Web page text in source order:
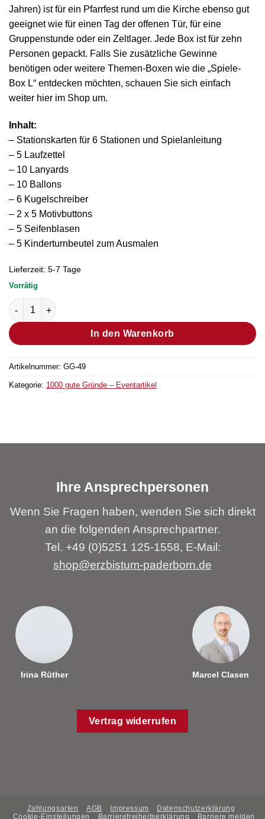
Jahren) ist für ein Pfarrfest rund um die Kirche ebenso gut
geeignet wie für einen Tag der offenen Tür, für eine
Gruppenstunde oder ein Zeltlager. Jede Box ist für zehn
Personen gepackt. Falls Sie zusätzliche Gewinne
benötigen oder weitere Themen-Boxen wie die „Spiele-
Box L“ entdecken möchten, schauen Sie sich einfach
weiter hier im Shop um.
Inhalt:
– Stationskarten für 6 Stationen und Spielanleitung
– 5 Laufzettel
– 10 Lanyards
– 10 Ballons
– 6 Kugelschreiber
– 2 x 5 Motivbuttons
– 5 Seifenblasen
– 5 Kinderturnbeutel zum Ausmalen
Lieferzeit: 5-7 Tage
Vorrätig
Spiele-Box S „1000 gute Gründe“ Menge
In den Warenkorb
Artikelnummer: GG-49
Kategorie: 1000 gute Gründe – Eventartikel
Ihre Ansprechpersonen
Wenn Sie Fragen haben, wenden Sie sich direkt
an die folgenden Ansprechpartner.
Tel. +49 (0)5251 125-1558, E-Mail:
shop@erzbistum-paderborn.de
Irina Rüther Marcel Clasen
Vertrag widerrufen
Zahlungsarten AGB Impressum
Datenschutzerklärung
Cookie-Einstellungen
Barrierefreiheitserklärung Barriere melden